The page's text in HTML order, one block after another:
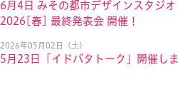
6月4日 みその都市デザインスタジオ
2026[春] 最終発表会 開催！
2026年05月02日（土）
5月23日「イドバタトーク」開催しま